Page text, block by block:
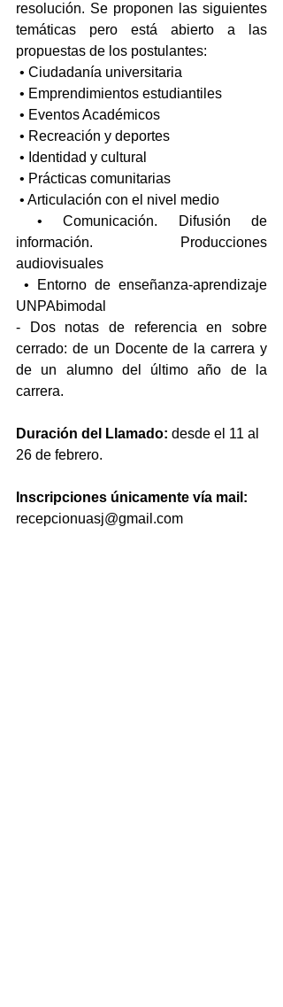
resolución. Se proponen las siguientes
temáticas pero está abierto a las
propuestas de los postulantes:
• Ciudadanía universitaria
• Emprendimientos estudiantiles
• Eventos Académicos
• Recreación y deportes
• Identidad y cultural
• Prácticas comunitarias
• Articulación con el nivel medio
información. Producciones
audiovisuales
UNPAbimodal
- Dos notas de referencia en sobre
cerrado: de un Docente de la carrera y
de un alumno del último año de la
carrera.
Duración del Llamado: desde el 11 al
26 de febrero.
Inscripciones únicamente vía mail:
recepcionuasj@gmail.com